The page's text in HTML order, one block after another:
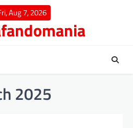
Aug 7, 2026
2025